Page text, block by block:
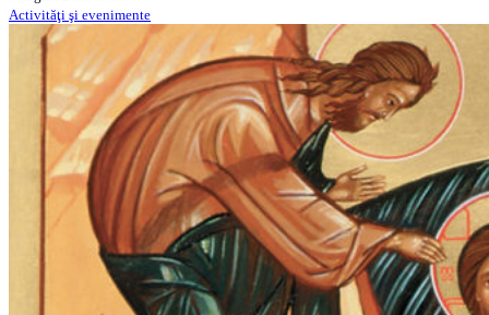
Activităţi şi evenimente